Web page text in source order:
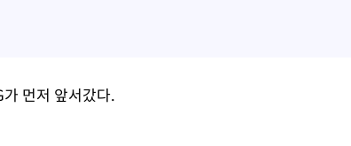
먼저 앞서갔다.